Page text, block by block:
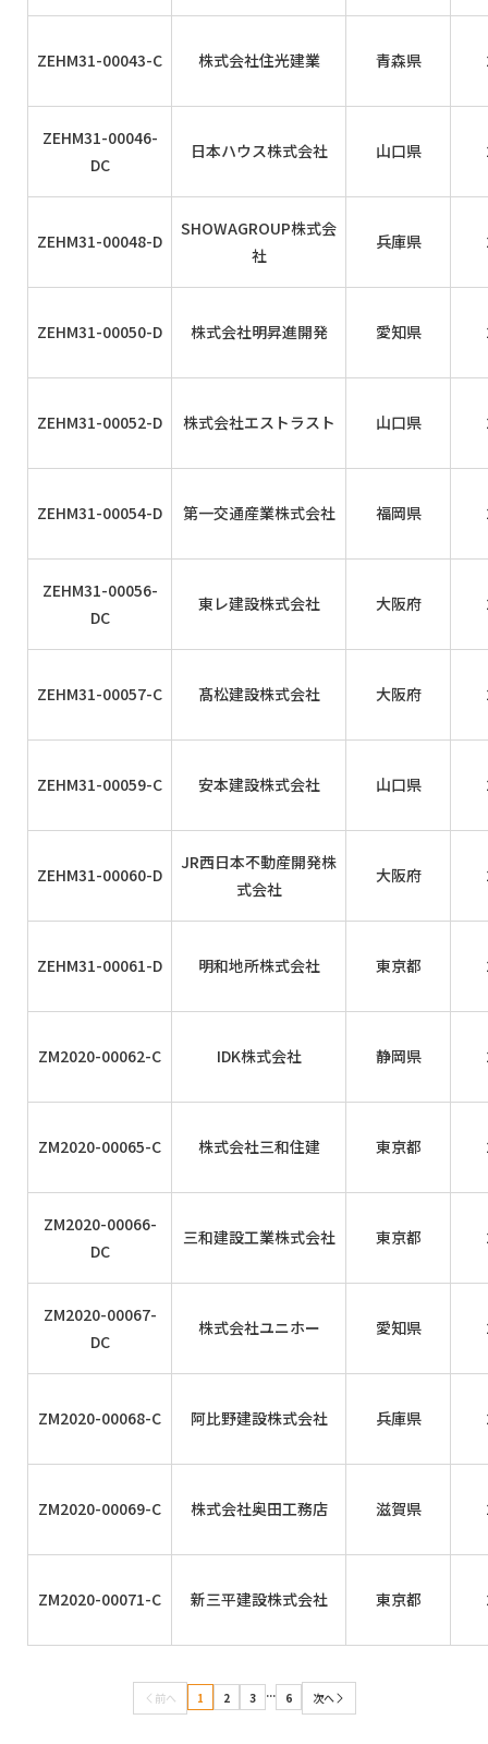
ZEHM31-00043-C 株式会社住光建業 青森県
ZEHM31-00046-
DC
日本ハウス株式会社 山口県
ZEHM31-00048-D
SHOWAGROUP株式会
社
兵庫県
ZEHM31-00050-D 株式会社明昇進開発 愛知県
ZEHM31-00052-D 株式会社エストラスト 山口県
ZEHM31-00054-D 第一交通産業株式会社 福岡県
ZEHM31-00056-
DC
東レ建設株式会社 大阪府
ZEHM31-00057-C 髙松建設株式会社 大阪府
ZEHM31-00059-C 安本建設株式会社 山口県
ZEHM31-00060-D
JR西日本不動産開発株
式会社
大阪府
ZEHM31-00061-D 明和地所株式会社 東京都
ZM2020-00062-C IDK株式会社 静岡県
ZM2020-00065-C 株式会社三和住建 東京都
ZM2020-00066-
DC
三和建設工業株式会社 東京都
ZM2020-00067-
DC
株式会社ユニホー 愛知県
ZM2020-00068-C 阿比野建設株式会社 兵庫県
ZM2020-00069-C 株式会社奥田工務店 滋賀県
ZM2020-00071-C 新三平建設株式会社 東京都
1 2 3 ... 6